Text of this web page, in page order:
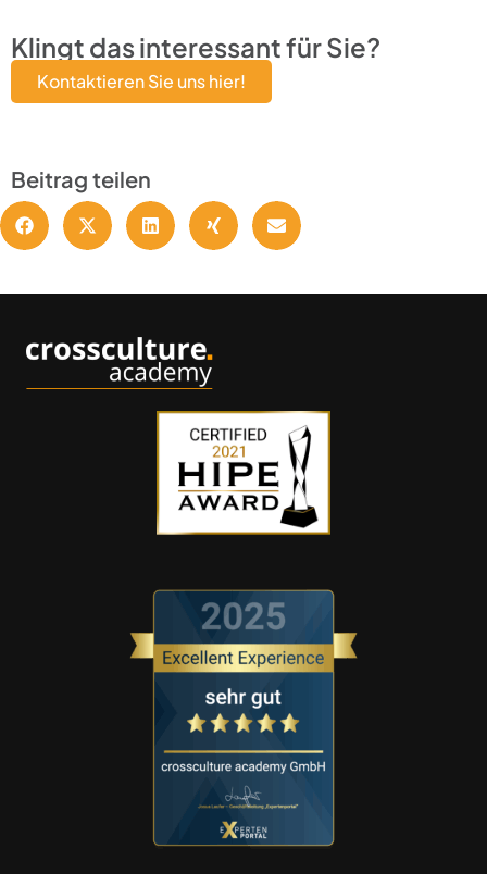
Klingt das interessant für Sie?
Kontaktieren Sie uns hier!
Beitrag teilen